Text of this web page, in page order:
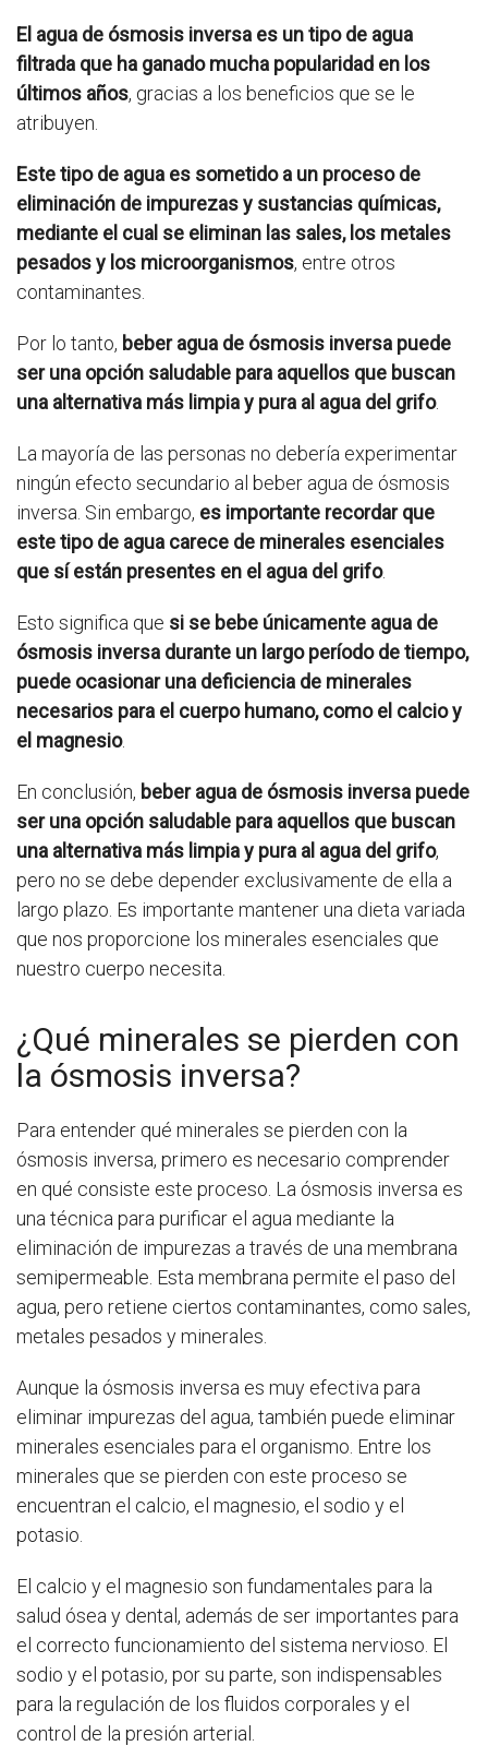
El agua de ósmosis inversa es un tipo de agua
filtrada que ha ganado mucha popularidad en los
últimos años, gracias a los beneficios que se le
atribuyen.
Este tipo de agua es sometido a un proceso de
eliminación de impurezas y sustancias químicas,
mediante el cual se eliminan las sales, los metales
pesados y los microorganismos, entre otros
contaminantes.
Por lo tanto, beber agua de ósmosis inversa puede
ser una opción saludable para aquellos que buscan
una alternativa más limpia y pura al agua del grifo.
La mayoría de las personas no debería experimentar
ningún efecto secundario al beber agua de ósmosis
inversa. Sin embargo, es importante recordar que
este tipo de agua carece de minerales esenciales
que sí están presentes en el agua del grifo.
Esto significa que si se bebe únicamente agua de
ósmosis inversa durante un largo período de tiempo,
puede ocasionar una deficiencia de minerales
necesarios para el cuerpo humano, como el calcio y
el magnesio.
En conclusión, beber agua de ósmosis inversa puede
ser una opción saludable para aquellos que buscan
una alternativa más limpia y pura al agua del grifo,
pero no se debe depender exclusivamente de ella a
largo plazo. Es importante mantener una dieta variada
que nos proporcione los minerales esenciales que
nuestro cuerpo necesita.
¿Qué minerales se pierden con
la ósmosis inversa?
Para entender qué minerales se pierden con la
ósmosis inversa, primero es necesario comprender
en qué consiste este proceso. La ósmosis inversa es
una técnica para purificar el agua mediante la
eliminación de impurezas a través de una membrana
semipermeable. Esta membrana permite el paso del
agua, pero retiene ciertos contaminantes, como sales,
metales pesados y minerales.
Aunque la ósmosis inversa es muy efectiva para
eliminar impurezas del agua, también puede eliminar
minerales esenciales para el organismo. Entre los
minerales que se pierden con este proceso se
encuentran el calcio, el magnesio, el sodio y el
potasio.
El calcio y el magnesio son fundamentales para la
salud ósea y dental, además de ser importantes para
el correcto funcionamiento del sistema nervioso. El
sodio y el potasio, por su parte, son indispensables
para la regulación de los fluidos corporales y el
control de la presión arterial.